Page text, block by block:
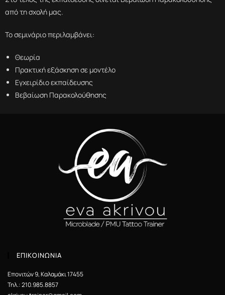
από τη σχολή μας.
Το σεμινάριο περιλαμβάνει:
Θεωρία
Πρακτική εξάσκηση σε μοντέλο
Εγχειρίδιο εκπαίδευσης
Βεβαίωση Παρακολούθησης
ΕΠΙΚΟΙΝΩΝΙΑ
Επονιτών 9, Καλαμάκι 17455
Τηλ.: 210.985.8857